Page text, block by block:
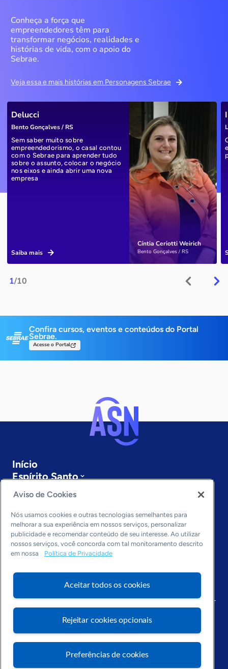
Conheça a força que
empreendedores têm para
transformar negócios, realidades e
histórias de vida, com o apoio do
Sebrae.
Veja essa e mais histórias em Personagens Sebrae
1/10
Cíntia Ceriotti Weirich
Bento Gonçalves / RS
Delucci
Bento Gonçalves / RS
Sem saber muito sobre
empreendedorismo, o casal contou
com o Sebrae para aprender tudo
sobre o assunto, colocar o negócio
nos eixos e ainda abrir uma nova
empresa
Saiba mais
Confira cursos, eventos e conteúdos do Portal
Sebrae.
Acesse o Portal
Início
Espírito Santo
Sobre a ASN
Últimas notícias
Entre em contato
Editorias
Economia & Política
Inovação & Tecnologia
Cultura empreendedora
Arquivo
Aviso de Cookies
Nós usamos cookies e outras tecnologias semelhantes para
melhorar a sua experiência em nossos serviços, personalizar
publicidade e recomendar conteúdo de seu interesse. Ao utilizar
nossos serviços, você concorda com tal monitoramento descrito
em nossa
Política de Privacidade
Aceitar todos os cookies
Rejeitar cookies opcionais
Preferências de cookies